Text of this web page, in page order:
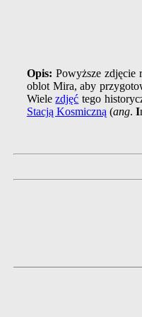
Opis: Powyższe zdjęcie
oblot Mira, aby
Wielezdjęć tego
Stacją Kosmiczną (ang. I